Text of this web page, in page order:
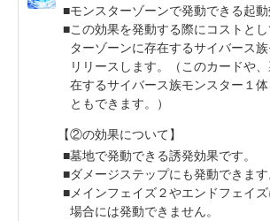
モンスターゾーンで発動できる起動
この効果を発動する際にコストと
ターゾーンに存在するサイバース
リリースします。（このカードや
在するサイバース族モンスター１
ともできます。）
【②の効果について】
墓地で発動できる誘発効果です。
ダメージステップにも発動できます
メインフェイズ２やエンドフェイ
場合には発動できません。